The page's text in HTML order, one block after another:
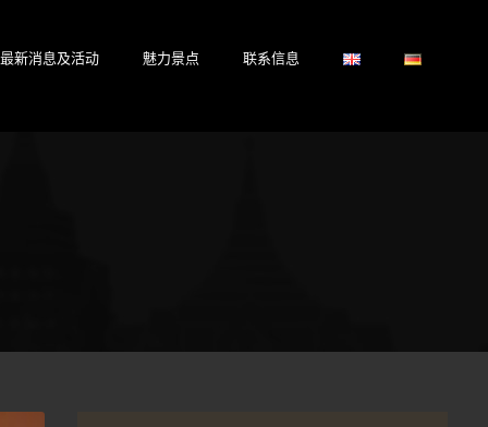
最新消息及活动 魅力景点 联系信息